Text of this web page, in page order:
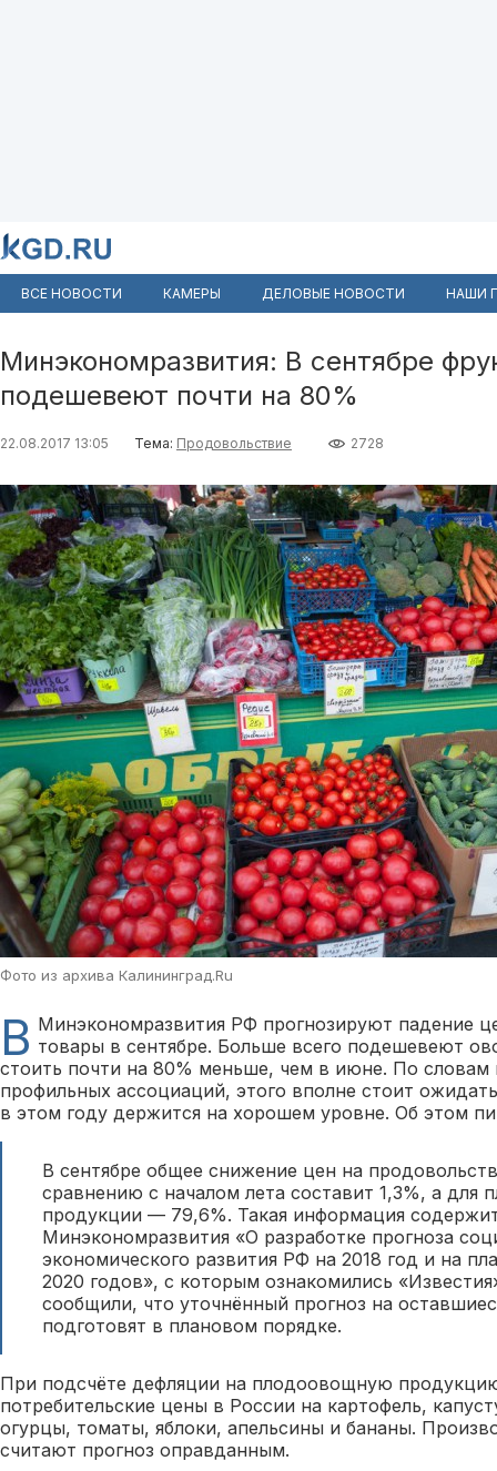
ВСЕ НОВОСТИ КАМЕРЫ ДЕЛОВЫЕ НОВОСТИ НАШИ
Минэкономразвития: В сентябре
подешевеют почти на 80%
22.08.2017 13:05 Тема: Продовольствие 2728
Фото из архива Калининград.Ru
В Минэкономразвития РФ прогнозируют падение
товары в сентябре. Больше всего подешевеют
стоить почти на 80% меньше, чем в июне. По словам
профильных ассоциаций, этого вполне стоит
в этом году держится на хорошем уровне. Об этом
В сентябре общее снижение цен на
сравнению с началом лета составит 1,3%, а для
продукции — 79,6%. Такая информация
Минэкономразвития «О разработке прогноза
экономического развития РФ на 2018 год и на
2020 годов», с которым ознакомились
сообщили, что уточнённый прогноз на
подготовят в плановом порядке.
При подсчёте дефляции на плодоовощную
потребительские цены в России на картофель,
огурцы, томаты, яблоки, апельсины и бананы.
считают прогноз оправданным.